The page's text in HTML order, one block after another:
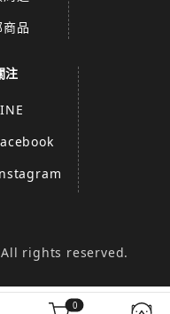
品
注
All rights reserved.
0